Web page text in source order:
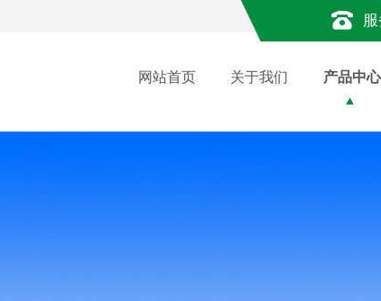
服
网站首页 关于我们 产品中心